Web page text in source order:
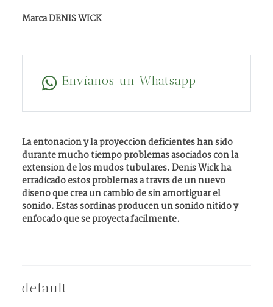
Marca DENIS WICK
Envíanos un Whatsapp
La entonacion y la proyeccion deficientes han sido
durante mucho tiempo problemas asociados con la
extension de los mudos tubulares. Denis Wick ha
erradicado estos problemas a travrs de un nuevo
diseno que crea un cambio de sin amortiguar el
sonido. Estas sordinas producen un sonido nitido y
enfocado que se proyecta facilmente.
default